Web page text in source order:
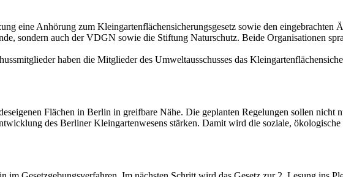
eine Anhörung zum Kleingartenflächensicherungsgesetz sowie den eingebrachten
sondern auch der VDGN sowie die Stiftung Naturschutz. Beide Organisationen
haben die Mitglieder des Umweltausschusses das
Flächen in Berlin in greifbare Nähe. Die geplanten Regelungen sollen nicht
des Berliner Kleingartenwesens stärken. Damit wird die soziale,